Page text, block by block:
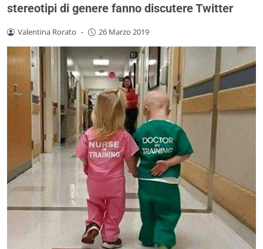
stereotipi di genere fanno discutere Twitter
Valentina Rorato - 26 Marzo 2019